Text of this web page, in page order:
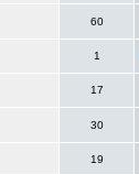
60
1
17
30
19